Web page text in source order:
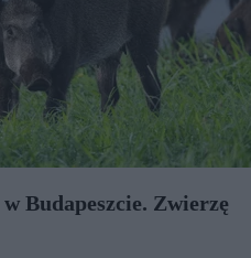
Budapeszcie. Zwierzę